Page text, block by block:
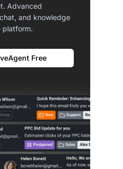
Advanced
and knowledge
platform.
Free